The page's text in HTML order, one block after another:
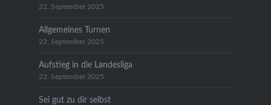
22. September 2025
Allgemeines Turnen
22. September 2025
Aufstieg in die Landesliga
22. September 2025
Sei gut zu dir selbst